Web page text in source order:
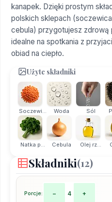
kanapek. Dzięki prostym
polskich sklepach
cebula) przygotujesz zdrową
idealne na spotkania z
obiad na ciepło.
Użyte składniki
Soczewi... Woda Sól
Natka p... Cebula Olej rz...
Składniki(12)
Porcje: − 4 +